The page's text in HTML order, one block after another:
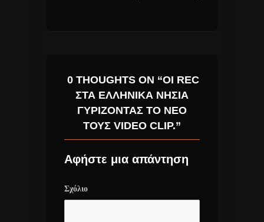
0 THOUGHTS ON “ΟΙ REC
ΣΤΑ ΕΛΛΗΝΙΚΆ ΝΗΣΙΆ
ΓΥΡΊΖΟΝΤΑΣ ΤΟ ΝΈΟ
ΤΟΥΣ VIDEO CLIP.”
Αφήστε μια απάντηση
Σχόλιο